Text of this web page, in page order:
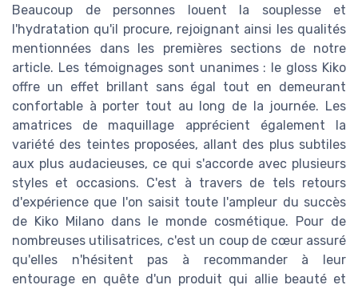
Beaucoup de personnes louent la souplesse et
l'hydratation qu'il procure, rejoignant ainsi les qualités
mentionnées dans les premières sections de notre
article. Les témoignages sont unanimes : le gloss Kiko
offre un effet brillant sans égal tout en demeurant
confortable à porter tout au long de la journée. Les
amatrices de maquillage apprécient également la
variété des teintes proposées, allant des plus subtiles
aux plus audacieuses, ce qui s'accorde avec plusieurs
styles et occasions. C'est à travers de tels retours
d'expérience que l'on saisit toute l'ampleur du succès
de Kiko Milano dans le monde cosmétique. Pour de
nombreuses utilisatrices, c'est un coup de cœur assuré
qu'elles n'hésitent pas à recommander à leur
entourage en quête d'un produit qui allie beauté et